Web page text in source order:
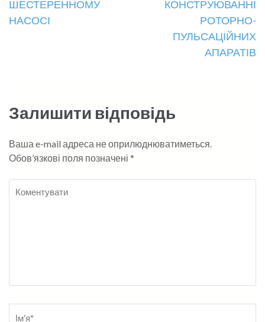
ШЕСТЕРЕННОМУ
НАСОСІ
КОНСТРУЮВАННІ
РОТОРНО-
ПУЛЬСАЦІЙНИХ
АПАРАТІВ
Залишити відповідь
Ваша e-mail адреса не оприлюднюватиметься.
Обов’язкові поля позначені *